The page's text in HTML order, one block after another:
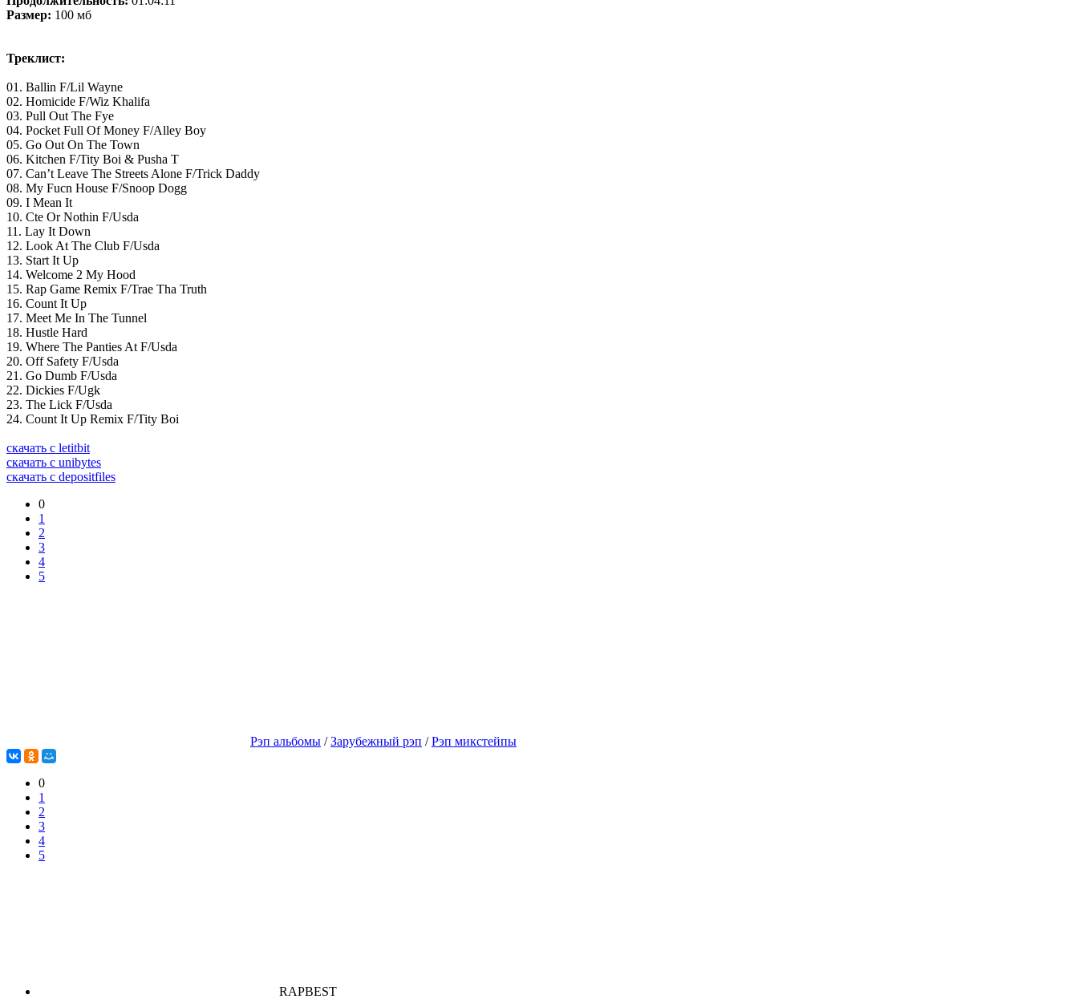
Размер: 100 мб
Треклист:
01. Ballin F/Lil Wayne
02. Homicide F/Wiz Khalifa
03. Pull Out The Fye
04. Pocket Full Of Money F/Alley Boy
05. Go Out On The Town
06. Kitchen F/Tity Boi & Pusha T
07. Can’t Leave The Streets Alone F/Trick Daddy
08. My Fucn House F/Snoop Dogg
09. I Mean It
10. Cte Or Nothin F/Usda
11. Lay It Down
12. Look At The Club F/Usda
13. Start It Up
14. Welcome 2 My Hood
15. Rap Game Remix F/Trae Tha Truth
16. Count It Up
17. Meet Me In The Tunnel
18. Hustle Hard
19. Where The Panties At F/Usda
20. Off Safety F/Usda
21. Go Dumb F/Usda
22. Dickies F/Ugk
23. The Lick F/Usda
24. Count It Up Remix F/Tity Boi
скачать с letitbit
скачать с unibytes
скачать с depositfiles
0
1
2
3
4
5
Рэп альбомы /Зарубежный рэп /Рэп микстейпы
0
1
2
3
4
5
RAPBEST